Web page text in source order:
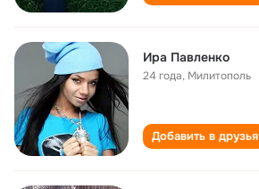
Ира Пaвленко
24 года, Милитополь
Добавить в друзья